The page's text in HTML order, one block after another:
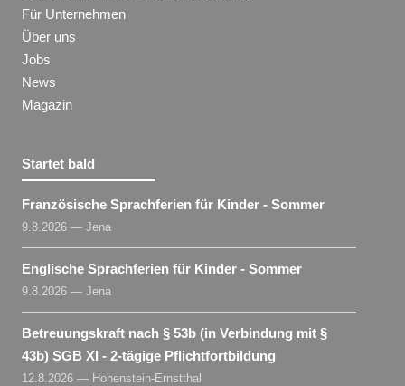
Für Unternehmen
Über uns
Jobs
News
Magazin
Startet bald
Französische Sprachferien für Kinder - Sommer
9.8.2026 — Jena
Englische Sprachferien für Kinder - Sommer
9.8.2026 — Jena
Betreuungskraft nach § 53b (in Verbindung mit §
43b) SGB XI - 2-tägige Pflichtfortbildung
12.8.2026 — Hohenstein-Ernstthal